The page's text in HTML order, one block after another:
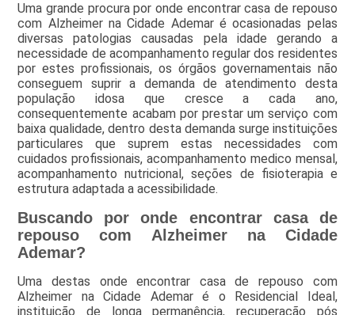
Uma grande procura por onde encontrar casa de repouso
com Alzheimer na Cidade Ademar é ocasionadas pelas
diversas patologias causadas pela idade gerando a
necessidade de acompanhamento regular dos residentes
por estes profissionais, os órgãos governamentais não
conseguem suprir a demanda de atendimento desta
população idosa que cresce a cada ano,
consequentemente acabam por prestar um serviço com
baixa qualidade, dentro desta demanda surge instituições
particulares que suprem estas necessidades com
cuidados profissionais, acompanhamento medico mensal,
acompanhamento nutricional, seções de fisioterapia e
estrutura adaptada a acessibilidade.
Buscando por onde encontrar casa de
repouso com Alzheimer na Cidade
Ademar?
Uma destas onde encontrar casa de repouso com
Alzheimer na Cidade Ademar é o Residencial Ideal,
instituição de longa permanência, recuperação pós